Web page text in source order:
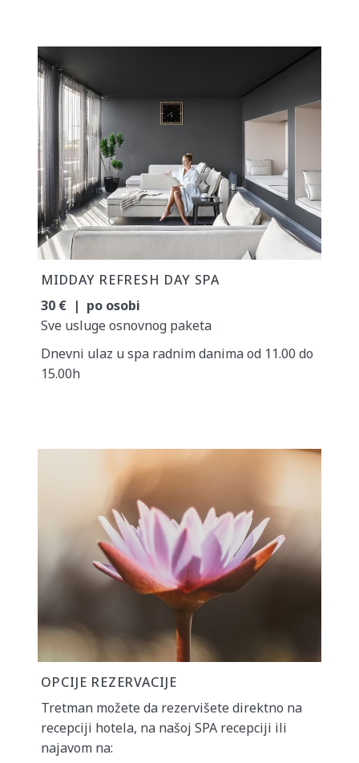
MIDDAY REFRESH DAY SPA
30 € | po osobi
Sve usluge osnovnog paketa
Dnevni ulaz u spa radnim danima od 11.00 do
15.00h
OPCIJE REZERVACIJE
Tretman možete da rezervišete direktno na
recepciji hotela, na našoj SPA recepciji ili
najavom na: